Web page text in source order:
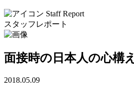
Staff Report
スタッフレポート
面接時の日本人の心構え
2018.05.09